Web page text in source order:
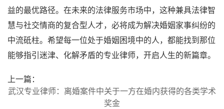
益的最优路径。在未来的法律服务市场中，这种兼具法律智
慧与社交情商的复合型人才，必将成为解决婚姻家事纠纷的
中流砥柱。希望每一位处于婚姻困境中的人，都能找到那位
能够指引迷津、化解矛盾的专业律师，开启人生的新篇章。
上一篇：
武汉专业律师：离婚案件中关于一方在婚内获得的各类学术
奖金